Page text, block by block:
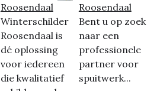
Roosendaal
Winterschilder
Roosendaal is
dé oplossing
voor iedereen
die kwalitatief
Roosendaal
Bent u op zoek
naar een
professionele
partner voor
spuitwerk...